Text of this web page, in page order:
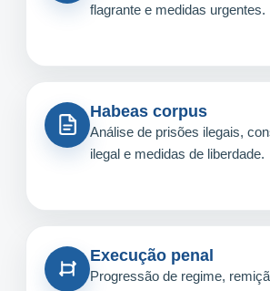
flagrante e medidas urgentes.
Habeas corpus
Análise de prisões ilegais,
ilegal e medidas de liberdade.
Execução penal
Progressão de regime,